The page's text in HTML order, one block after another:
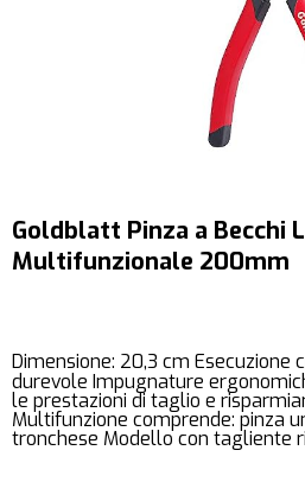
Goldblatt Pinza a Becchi
Multifunzionale 200mm
Dimensione: 20,3 cm Esecuzione
durevole Impugnature
le prestazioni di taglio e
Multifunzione comprende: pinza
tronchese Modello con tagliente